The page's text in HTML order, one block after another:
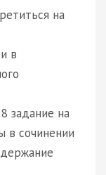
на
в
задание на
в сочинении